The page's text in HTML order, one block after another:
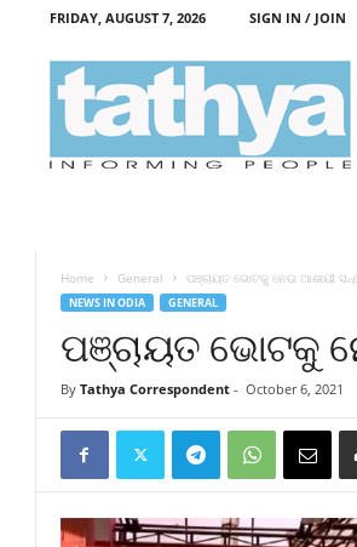
FRIDAY, AUGUST 7, 2026 SIGN IN / JOIN
Home General ପଞ୍ଚାୟତ ଭୋଟକୁ ନେଇ ଆଶାୟୀ
NEWS IN ODIA GENERAL
ପଞ୍ଚାୟତ ଭୋଟକୁ
By Tathya Correspondent- October 6, 2021